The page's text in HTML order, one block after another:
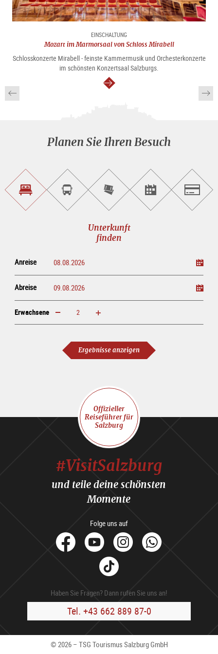
EINSCHALTUNG
Mozart im Marmorsaal von Schloss Mirabell
Schlosskonzerte Mirabell - feinste Kammermusik und Orchesterkonzerte
im schönsten Konzertsaal Salzburgs.
weiter
Planen Sie Ihren Besuch
Unterkunft<br>findenSightseeing<br>Tour
buchen
Tickets
online<br>kaufen
Events<br>finden
Unterkunft
finden
Anreise
Abreise
Erwachsene erhöhen verringern
Ergebnisse anzeigen
Offizieller
Reiseführer für
Salzburg
#VisitSalzburg
und teile deine schönsten
Momente
Folge uns auf
facebook
YoutubeInstagram
Tik
Tok
Haben Sie Fragen? Dann rufen Sie uns an!
Tel. +43 662 889 87-0
© 2026 – TSG Tourismus Salzburg GmbH